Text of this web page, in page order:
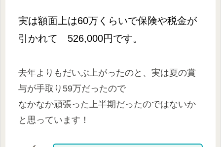
実は額面上は60万くらいで保険や税金が
引かれて 526,000円です。
去年よりもだいぶ上がったのと、実は夏の賞
与が手取り59万だったので
なかなか頑張った上半期だったのではないか
と思っています！